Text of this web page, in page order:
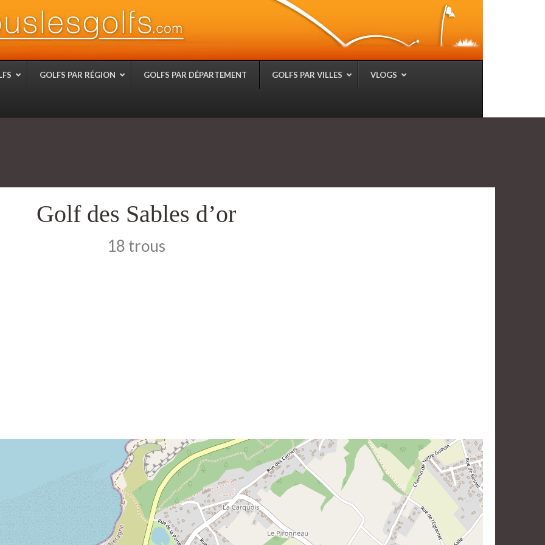
GOLFS PAR RÉGION GOLFS PAR DÉPARTEMENT GOLFS PAR VILLES VLOGS
Golf des Sables d’or
18 trous